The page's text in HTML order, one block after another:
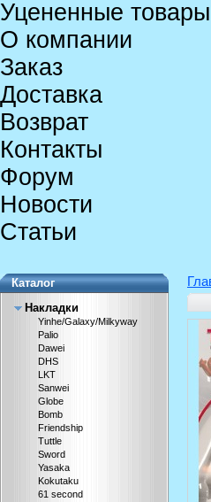
Уцененные товары
О компании
Заказ
Доставка
Возврат
Контакты
Форум
Новости
Статьи
Каталог
Накладки
Yinhe/Galaxy/Milkyway
Palio
Dawei
DHS
LKT
Sanwei
Globe
Bomb
Friendship
Tuttle
Sword
Yasaka
Kokutaku
61 second